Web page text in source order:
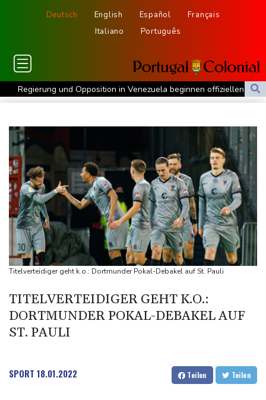
Deutsch English Español
Français
Italiano
Português
Regierung und Opposition in Venezuela beginnen offiziellen
Dialog - ohne Machado
stärker überprüfen
Röwekamp: Innenministerium muss zentral für Drohnenabwehr
zuständig sein
Trump unternimmt neuen Vorstoß im Streit um US-
Staatsbürgerschaft
Erdogan reist zu Dreier-Gipfel mit Pakistan nach Saudi-Arabien
58 Soldaten im Jemen bei Huthi-Angriffen getötet - Regierung
kündigt Vergeltung an
UEFA hält an FIFA-Boykott fest - CAF hält zu Infantino
kündigt Vergeltung an
Mindestens zwei Tote bei Bombenexplosion in Kleinbus nahe
Damaskus
Titelverteidiger geht k.o.: Dortmunder Pokal-Debakel auf St. Pauli
TITELVERTEIDIGER GEHT K.O.:
DORTMUNDER POKAL-DEBAKEL AUF
ST. PAULI
SPORT 18.01.2022 Teilen Teilen